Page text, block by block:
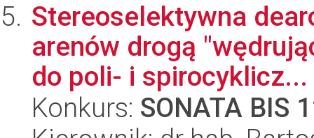
Stereoselektywna
arenów drogą
do poli- i spirocyklicz...
Konkurs: SONATA BIS